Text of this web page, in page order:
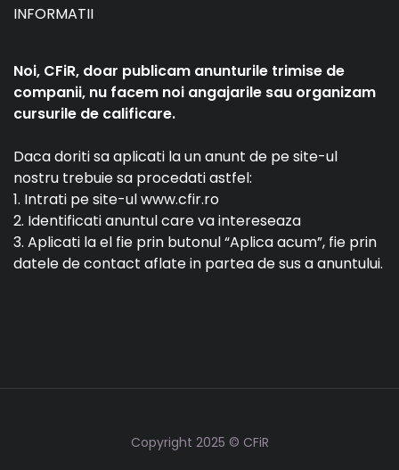
INFORMATII
Noi, CFiR, doar publicam anunturile trimise de
companii, nu facem noi angajarile sau organizam
cursurile de calificare.
Daca doriti sa aplicati la un anunt de pe site-ul
nostru trebuie sa procedati astfel:
1. Intrati pe site-ul www.cfir.ro
2. Identificati anuntul care va intereseaza
3. Aplicati la el fie prin butonul “Aplica acum”, fie prin
datele de contact aflate in partea de sus a anuntului.
Copyright 2025 © CFiR